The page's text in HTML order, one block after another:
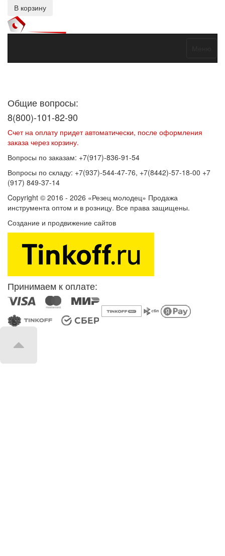
В корзину
Общие вопросы:
8(800)-101-82-90
Счет на оплату придет автоматически, после оформления
заказа через корзину.
Вопросы по заказам: +7(917)-836-91-54
Вопросы по складу: +7(937)-544-47-76, +7(8442)-57-18-00 +7
(917) 849-37-14
Copyright © 2016 - 2026 «Резец молодец» Продажа
инструмента оптом и в розницу. Все права защищены.
Создание и продвижение сайтов
Принимаем к оплате: